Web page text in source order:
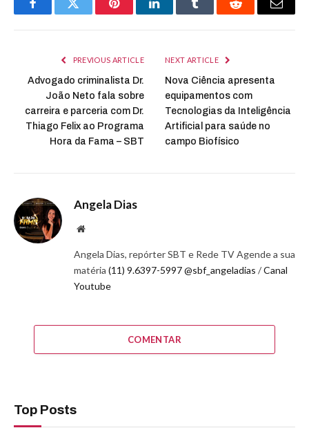
FacebookTwitter PinterestLinkedInTumblr Reddit Email
PREVIOUS ARTICLE
Advogado criminalista Dr.
João Neto fala sobre
carreira e parceria com Dr.
Thiago Felix ao Programa
Hora da Fama – SBT
NEXT ARTICLE
Nova Ciência apresenta
equipamentos com
Tecnologias da Inteligência
Artificial para saúde no
campo Biofísico
Angela Dias
Website
Angela Dias, repórter SBT e Rede TV Agende a sua
matéria (11) 9.6397-5997@sbf_angeladias /Canal
Youtube
COMENTAR
Top Posts